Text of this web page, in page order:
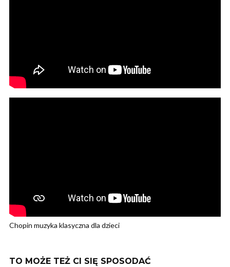
Chopin muzyka klasyczna dla dzieci
TO MOŻE TEŻ CI SIĘ SPOSODAĆ